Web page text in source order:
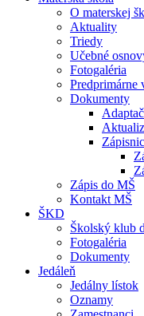
O materskej
Aktuality
Triedy
Učebné
Fotogaléria
Predprimárne
Dokumenty
Zápis do MŠ
Kontakt MŠ
ŠKD
Školský klub
Fotogaléria
Dokumenty
Jedáleň
Jedálny lístok
Oznamy